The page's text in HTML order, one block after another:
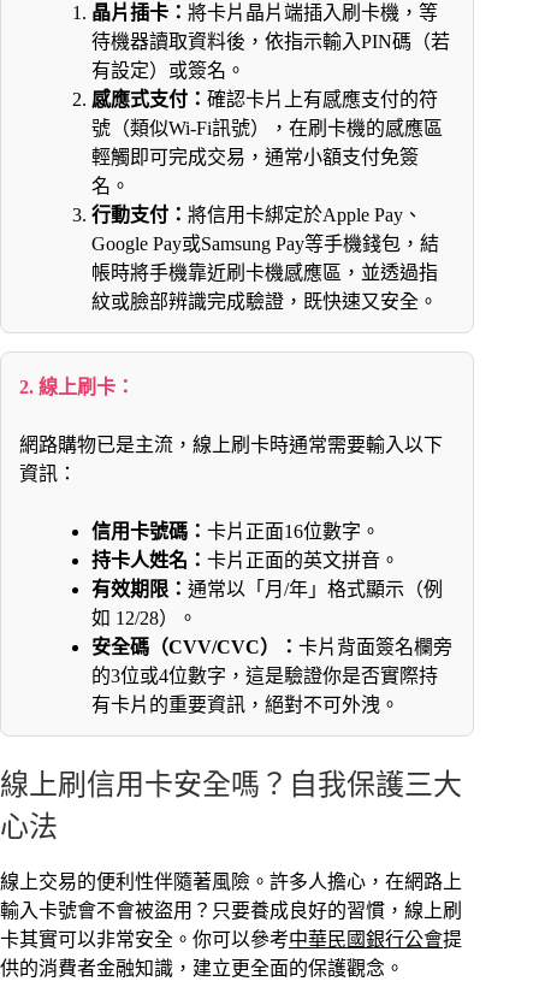
晶片插卡： 將卡片晶片端插入刷卡機，等
待機器讀取資料後，依指示輸入PIN碼（若
有設定）或簽名。
感應式支付： 確認卡片上有感應支付的符
號（類似Wi-Fi訊號），在刷卡機的感應區
輕觸即可完成交易，通常小額支付免簽
名。
行動支付： 將信用卡綁定於Apple Pay、
Google Pay或Samsung Pay等手機錢包，結
帳時將手機靠近刷卡機感應區，並透過指
紋或臉部辨識完成驗證，既快速又安全。
2. 線上刷卡：
網路購物已是主流，線上刷卡時通常需要輸入以下
資訊：
信用卡號碼： 卡片正面16位數字。
持卡人姓名： 卡片正面的英文拼音。
有效期限： 通常以「月/年」格式顯示（例
如 12/28）。
安全碼（CVV/CVC）： 卡片背面簽名欄旁
的3位或4位數字，這是驗證你是否實際持
有卡片的重要資訊，絕對不可外洩。
線上刷信用卡安全嗎？自我保護三大
心法
線上交易的便利性伴隨著風險。許多人擔心，在網路上
輸入卡號會不會被盜用？只要養成良好的習慣，線上刷
卡其實可以非常安全。你可以參考中華民國銀行公會提
供的消費者金融知識，建立更全面的保護觀念。